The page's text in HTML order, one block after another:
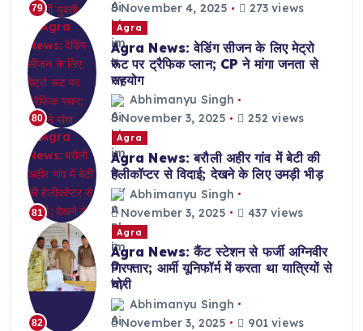
79
November 4, 2025
273 views
80
Agra
Agra News: वेडिंग सीजन के लिए मेट्रो
रूट पर ट्रैफिक प्लान; CP ने मांगा जनता से
सहयोग
Abhimanyu Singh
November 3, 2025
252 views
81
Agra
Agra News: बरौली अहीर गांव में बेटी की
हेलीकॉप्टर से विदाई; देखने के लिए उमड़ी भीड़
Abhimanyu Singh
November 3, 2025
437 views
82
Agra
Agra News: कैंट स्टेशन से फर्जी अग्निवीर
गिरफ्तार; आर्मी यूनिफॉर्म में करता था यात्रियों से
चोरी
Abhimanyu Singh
November 3, 2025
901 views